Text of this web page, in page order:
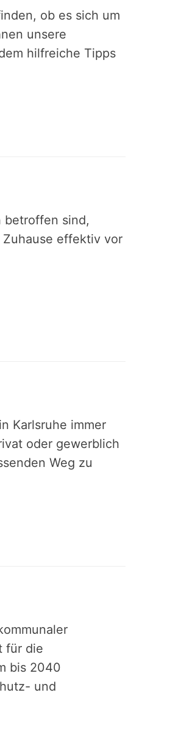
ob es sich um
unsere
hilfreiche Tipps
betroffen sind,
effektiv vor
Karlsruhe immer
oder gewerblich
Weg zu
für die
bis 2040
und